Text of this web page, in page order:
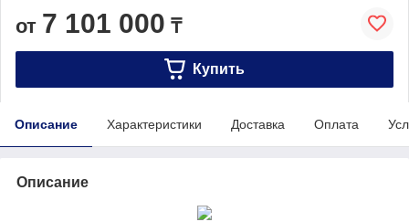
от 7 101 000 ₸
Купить
Описание Характеристики Доставка Оплата
Описание